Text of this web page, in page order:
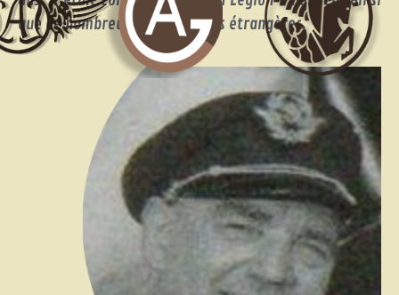
que de nombreuses distinctions étrangères.